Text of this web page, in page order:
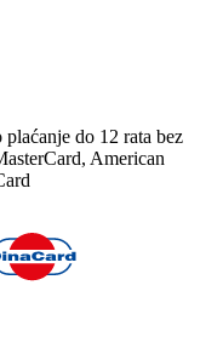
do 12 rata bez
American